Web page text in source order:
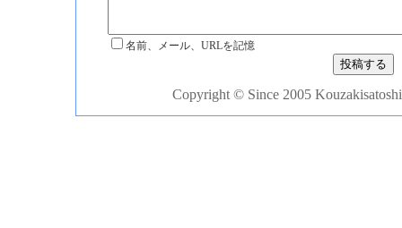
名前、メール、URLを記憶
Copyright © Since 2005